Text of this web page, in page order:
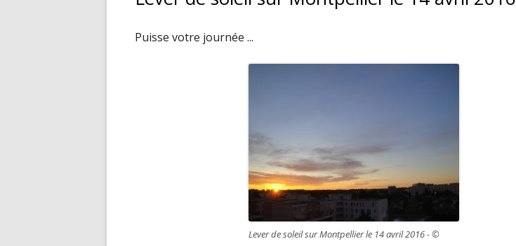
Puisse votre journée ...
Lever de soleil sur Montpellier le 14 avril 2016 - ©